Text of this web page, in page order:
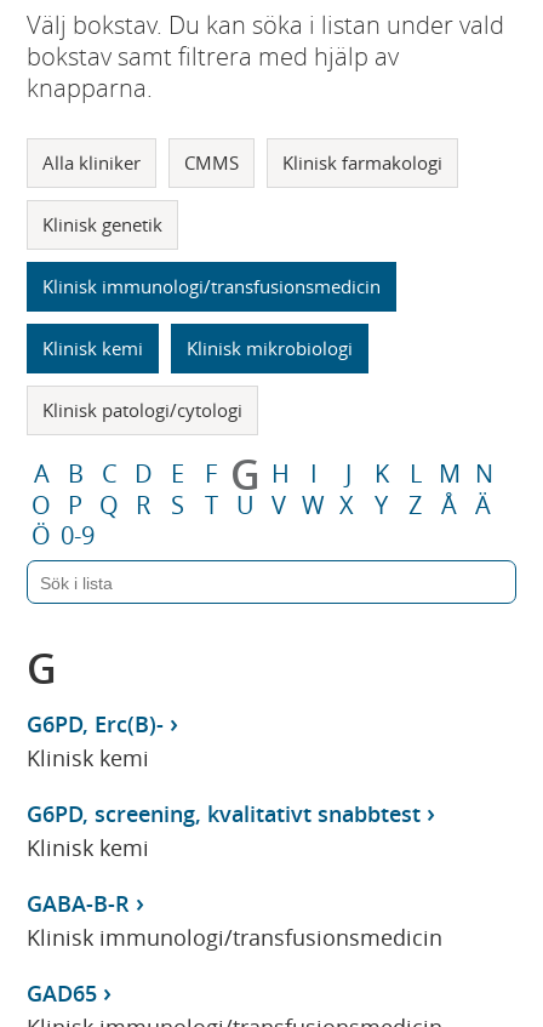
Välj bokstav. Du kan söka i listan under vald
bokstav samt filtrera med hjälp av
knapparna.
Alla kliniker CMMS Klinisk farmakologi
Klinisk genetik
Klinisk immunologi/transfusionsmedicin
Klinisk kemi Klinisk mikrobiologi
Klinisk patologi/cytologi
A B C D E F G H I J K L M N
O
P Q R S T U V W X Y Z Å Ä
Ö 0-9
G
G6PD, Erc(B)-
Klinisk kemi
G6PD, screening, kvalitativt snabbtest
Klinisk kemi
GABA-B-R
Klinisk immunologi/transfusionsmedicin
GAD65